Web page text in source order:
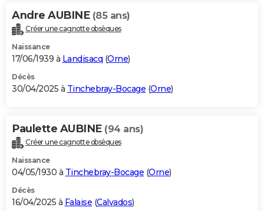
Carte de Noël
Carte Bonne année
Carte Saint-Valentin
Carte Pâques
Carte d'anniversaire
DICTIONNAIRE
Dictionnaire
Biographies
Citations
Expressions
Proverbes
PROGRAMME TV
S'inscrire
Se connecter
Lycées
Collèges
Primaires
Universités
Entreprises
Service militaire
Avis de recherche
AVIS DE DÉCÈS
Bricolage
Lifestyle
Culture
Sport
Auto
Television
Voyage
Cinema
Andre AUBINE (85 ans)
Créer une cagnotte obsèques
Naissance
17/06/1939 à Landisacq (Orne)
Décès
30/04/2025 à Tinchebray-Bocage (Orne)
Paulette AUBINE (94 ans)
Créer une cagnotte obsèques
Naissance
04/05/1930 à Tinchebray-Bocage (Orne)
Décès
16/04/2025 à Falaise (Calvados)